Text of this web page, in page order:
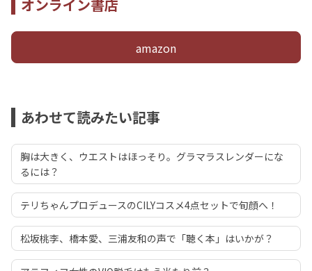
オンライン書店
amazon
あわせて読みたい記事
胸は大きく、ウエストはほっそり。グラマラスレンダーにな
るには？
テリちゃんプロデュースのCILYコスメ4点セットで旬顔へ！
松坂桃李、橋本愛、三浦友和の声で「聴く本」はいかが？